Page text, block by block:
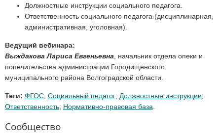
Должностные инструкции социального педагога.
Ответственность социального педагога (дисциплинарная,
административная, уголовная).
Ведущий вебинара:
Выждакова Лариса Евгеньевна , начальник отдела опеки и
попечительства администрации Городищенского
муниципального района Волгоградской области.
Теги: ФГОС; Социальный педагог; Должностные инструкции;
Ответственность; Нормативно-правовая база
Сообщество